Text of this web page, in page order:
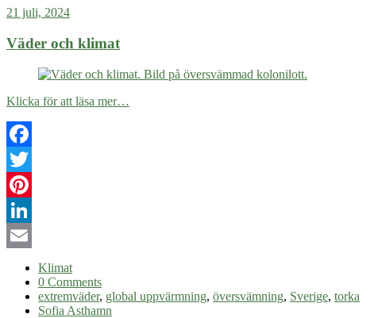
21 juli, 2024
Väder och klimat
Klicka för att läsa mer…
Facebook
Twitter
Pinterest
LinkedIn
Klimat
0 Comments
extremväder, global uppvärmning, översvämning, Sverige, torka
Sofia Asthamn